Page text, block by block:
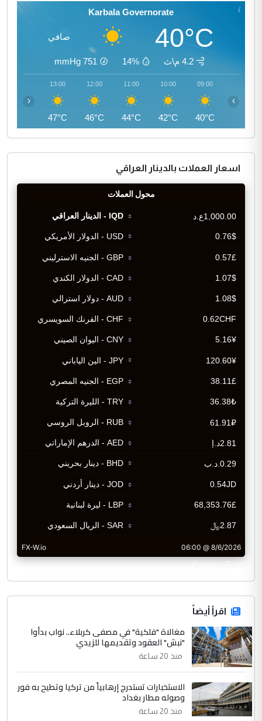
Karbala Governorate
40°C صافي
4.2 م\ث 14%
751
mmHg
09:00
40°C
10:00
42°C
11:00
44°C
12:00
46°C
13:00
47°C
‹ ›
اسعار العملات بالدينار العراقي
CurrencyRate
اقرأ أيضاً
مغالاة "فلكية" في مصفى كربلاء.. نواب بدأوا
"نبش" العقود وتقديمها للزيدي
منذ 20 ساعة
الاستخبارات تستدرج إرهابياً من تركيا وتطيح به فور
وصوله مطار بغداد
منذ 20 ساعة